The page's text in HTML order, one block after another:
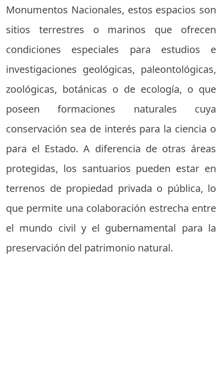
Monumentos Nacionales, estos espacios son
sitios terrestres o marinos que ofrecen
condiciones especiales para estudios e
investigaciones geológicas, paleontológicas,
zoológicas, botánicas o de ecología, o que
poseen formaciones naturales cuya
conservación sea de interés para la ciencia o
para el Estado. A diferencia de otras áreas
protegidas, los santuarios pueden estar en
terrenos de propiedad privada o pública, lo
que permite una colaboración estrecha entre
el mundo civil y el gubernamental para la
preservación del patrimonio natural.